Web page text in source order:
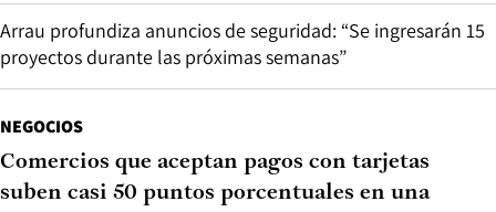
Arrau profundiza anuncios de seguridad: “Se ingresarán 15
proyectos durante las próximas semanas”
NEGOCIOS
Comercios que aceptan pagos con tarjetas
suben casi 50 puntos porcentuales en una